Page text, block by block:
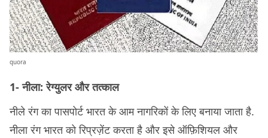
quora
1- नीला: रेग्युलर और तत्काल
नीले रंग का पासपोर्ट भारत के आम नागरिकों के लिए बनाया जाता है.
नीला रंग भारत को रिप्रज़ेंट करता है और इसे ऑफ़िशियल और